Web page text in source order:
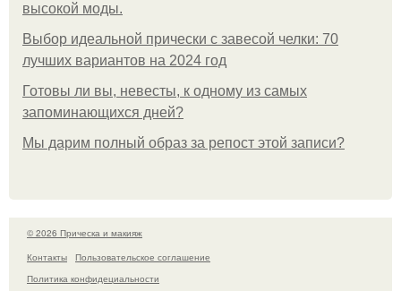
высокой моды.
Выбор идеальной прически с завесой челки: 70
лучших вариантов на 2024 год
Готовы ли вы, невесты, к одному из самых
запоминающихся дней?
Мы дарим полный образ за репост этой записи?
© 2026 Прическа и макияж
Контакты
Пользовательское соглашение
Политика конфидециальности